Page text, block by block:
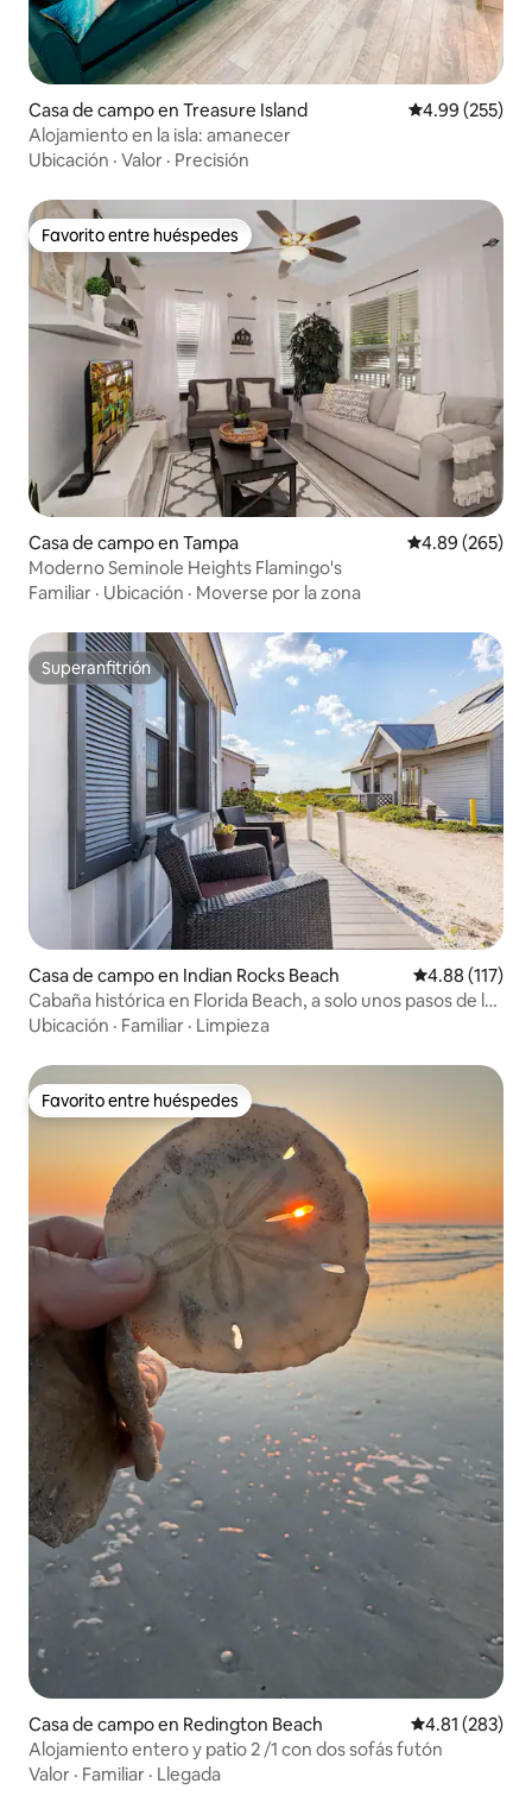
Casa de campo en Treasure Island Calificación
4.99 (255)
Alojamiento en la isla: amanecer
Ubicación · Valor · Precisión
Favorito entre huéspedes
Favorito entre huéspedes
Casa de campo en Tampa Calificación
4.89 (265)
Moderno Seminole Heights Flamingo's
Familiar · Ubicación · Moverse por la zona
Superanfitrión
Superanfitrión
Casa de campo en Indian Rocks Beach Calificación
4.88 (117)
Cabaña histórica en Florida Beach, a solo unos pasos de la
playa
Ubicación · Familiar · Limpieza
Favorito entre huéspedes
Favorito entre huéspedes
Casa de campo en Redington Beach Calificación
4.81 (283)
Alojamiento entero y patio 2 /1 con dos sofás futón
Valor · Familiar · Llegada